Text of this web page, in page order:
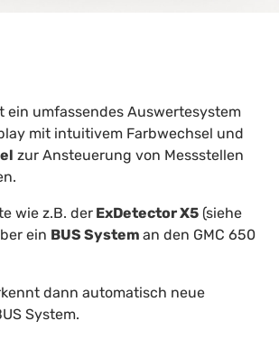
ein umfassendes Auswertesystem
mit intuitivem Farbwechsel und
zur Ansteuerung von Messstellen
wie z.B. der ExDetector X5 (siehe
ein BUS Systeman den GMC 650
dann automatisch neue
System.